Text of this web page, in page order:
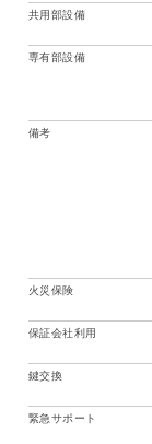
共用部設備
専有部設備
備考
火災保険
保証会社利用
鍵交換
緊急サポート